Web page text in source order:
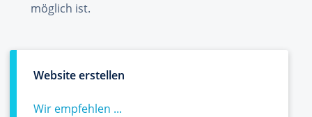
möglich ist.
Website erstellen
Wir empfehlen ...